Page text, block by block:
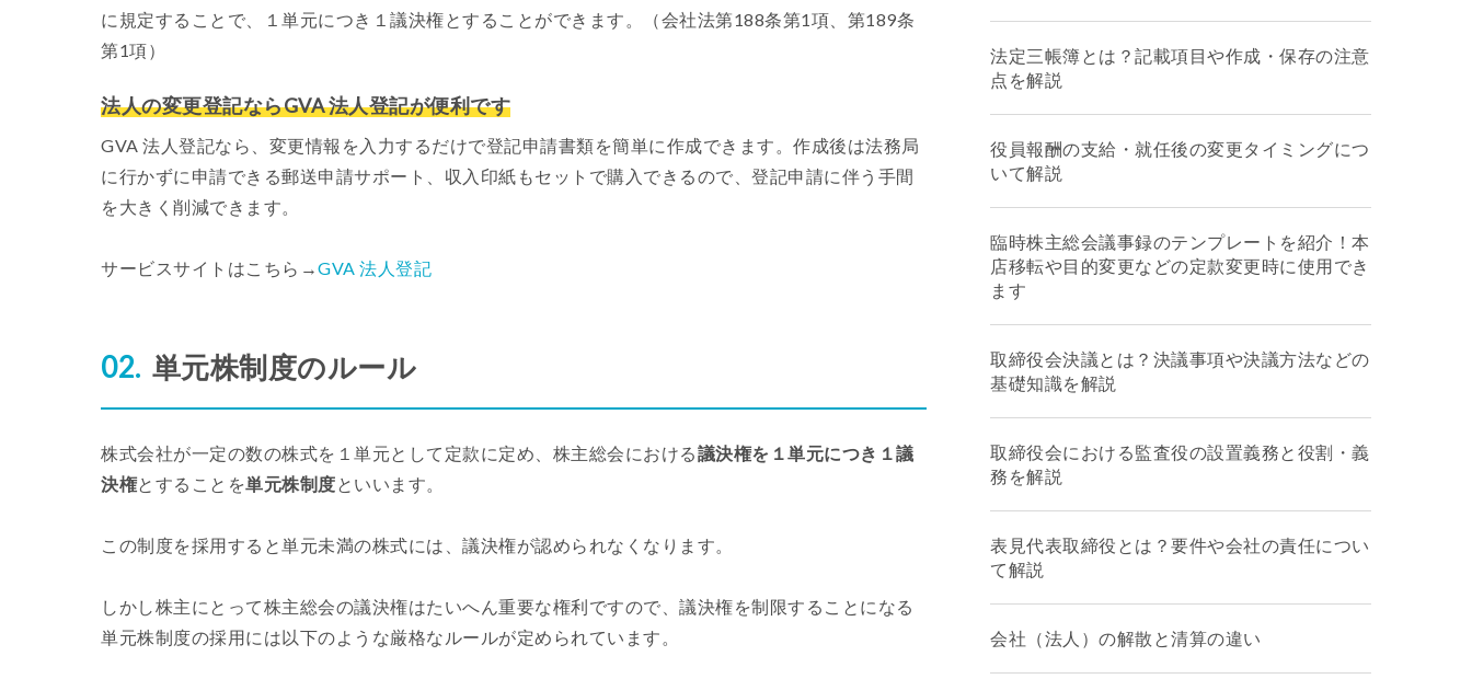
に規定することで、１単元につき１議決権とすることができます。（会社法第188条第1項、第189条
第1項）
法人の変更登記ならGVA 法人登記が便利です
GVA 法人登記なら、変更情報を入力するだけで登記申請書類を簡単に作成できます。作成後は法務局
に行かずに申請できる郵送申請サポート、収入印紙もセットで購入できるので、登記申請に伴う手間
を大きく削減できます。
サービスサイトはこちら→GVA 法人登記
単元株制度のルール
株式会社が一定の数の株式を１単元として定款に定め、株主総会における議決権を１単元につき１議
決権とすることを単元株制度 といいます。
この制度を採用すると単元未満の株式には、議決権が認められなくなります。
しかし株主にとって株主総会の議決権はたいへん重要な権利ですので、議決権を制限することになる
単元株制度の採用には以下のような厳格なルールが定められています。
法定三帳簿とは？記載項目や作成・保存の注意
点を解説
役員報酬の支給・就任後の変更タイミングにつ
いて解説
臨時株主総会議事録のテンプレートを紹介！本
店移転や目的変更などの定款変更時に使用でき
ます
取締役会決議とは？決議事項や決議方法などの
基礎知識を解説
取締役会における監査役の設置義務と役割・義
務を解説
表見代表取締役とは？要件や会社の責任につい
て解説
会社（法人）の解散と清算の違い